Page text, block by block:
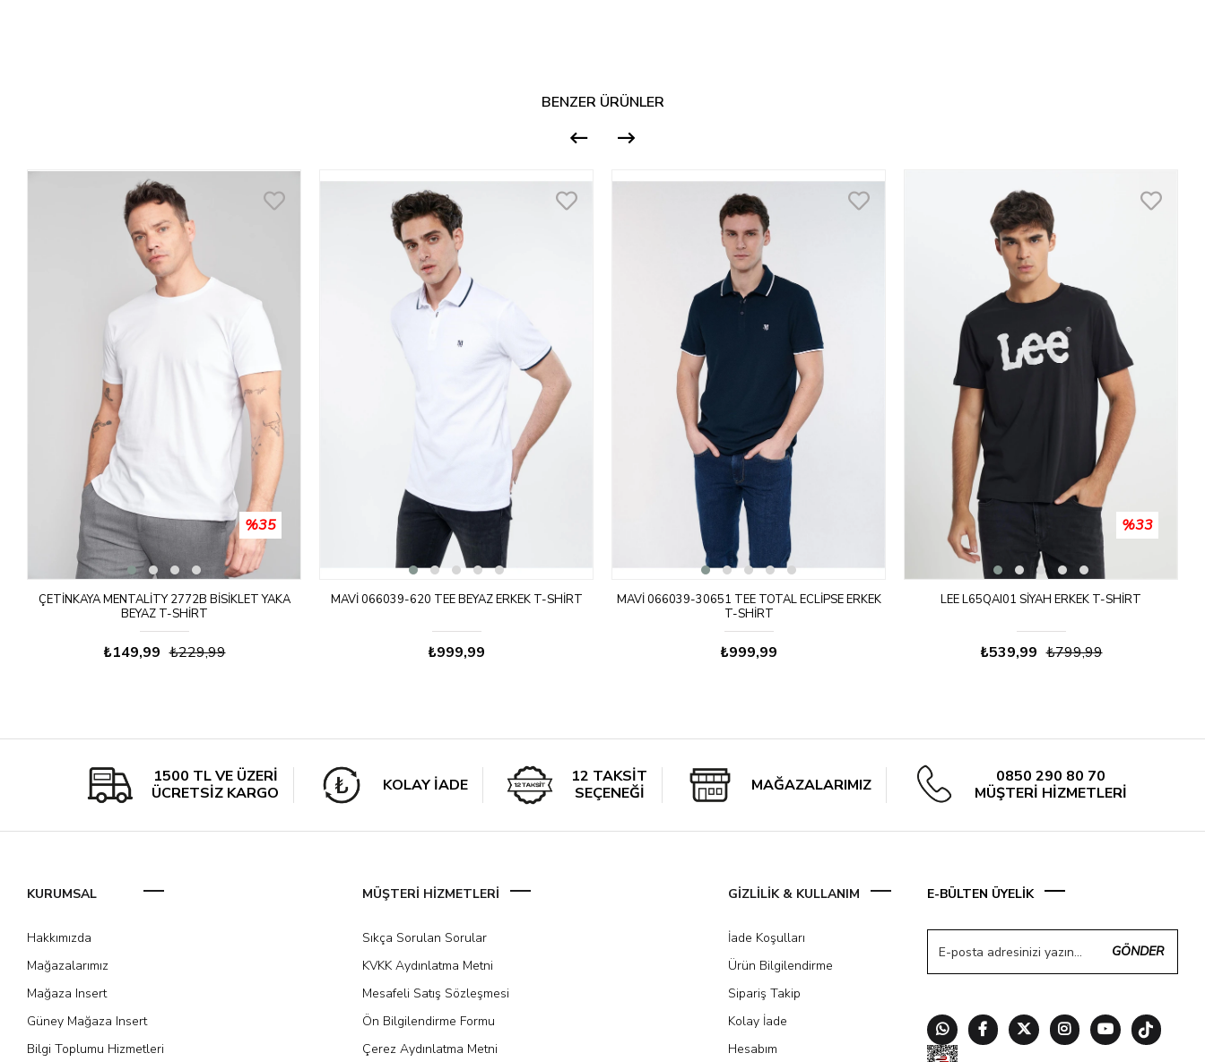
BENZER ÜRÜNLER
ÇETINKAYA MENTALITY 2772B BISIKLET YAKA
BEYAZ T-SHIRT
₺149,99 ₺229,99
%35
MAVI 066039-620 TEE BEYAZ ERKEK T-SHIRT
₺999,99
MAVI 066039-30651 TEE TOTAL ECLIPSE ERKEK
T-SHIRT
₺999,99
LEE L65QAI01 SIYAH ERKEK T-SHIRT
₺539,99 ₺799,99
%33
1500 TL VE ÜZERİ
ÜCRETSİZ KARGO
KOLAY İADE
12 TAKSİT
SEÇENEĞİ
MAĞAZALARIMIZ
0850 290 80 70
MÜŞTERİ HİZMETLERİ
KURUMSAL
Hakkımızda
Mağazalarımız
Mağaza Insert
Güney Mağaza Insert
Bilgi Toplumu Hizmetleri
MÜŞTERİ HİZMETLERİ
Sıkça Sorulan Sorular
KVKK Aydınlatma Metni
Mesafeli Satış Sözleşmesi
Ön Bilgilendirme Formu
Çerez Aydınlatma Metni
GİZLİLİK & KULLANIM
İade Koşulları
Ürün Bilgilendirme
Sipariş Takip
Kolay İade
Hesabım
E-BÜLTEN ÜYELİK
GÖNDER